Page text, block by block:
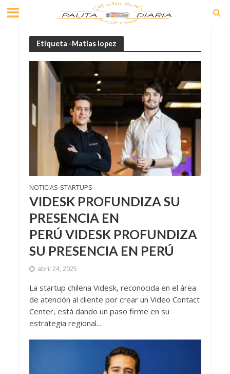
Etiqueta -Matias lopez
NOTICIAS•STARTUPS
VIDESK PROFUNDIZA SU
PRESENCIA EN
PERÚ VIDESK PROFUNDIZA
SU PRESENCIA EN PERÚ
abril 24, 2025
La startup chilena Videsk, reconocida en el área
de atención al cliente por crear un Video Contact
Center, está dando un paso firme en su
estrategia regional...